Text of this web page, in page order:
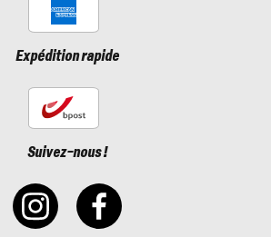
Expédition rapide
Suivez-nous !